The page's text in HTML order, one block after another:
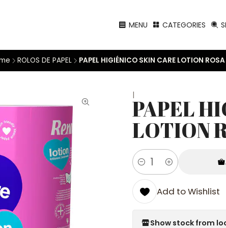
MENU CATEGORIES
ROLOS DE PAPEL PAPEL HIGIÉNICO SKIN CARE LOTION ROSA
|
PAPEL
LOTION
Quantity
Add to Wishlist
Show stock from